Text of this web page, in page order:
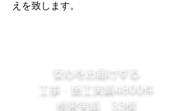
えを致します。
安心をお届けする
工事・施工実績4800件
​橋梁実績 33橋